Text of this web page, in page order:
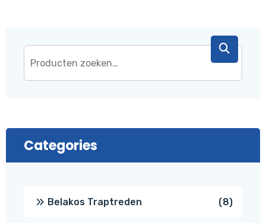
Categories
Belakos Traptreden 88